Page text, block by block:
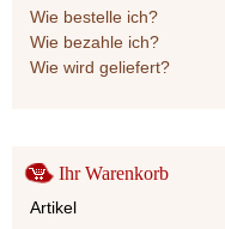
Wie bestelle ich?
Wie bezahle ich?
Wie wird geliefert?
Ihr Warenkorb
Artikel